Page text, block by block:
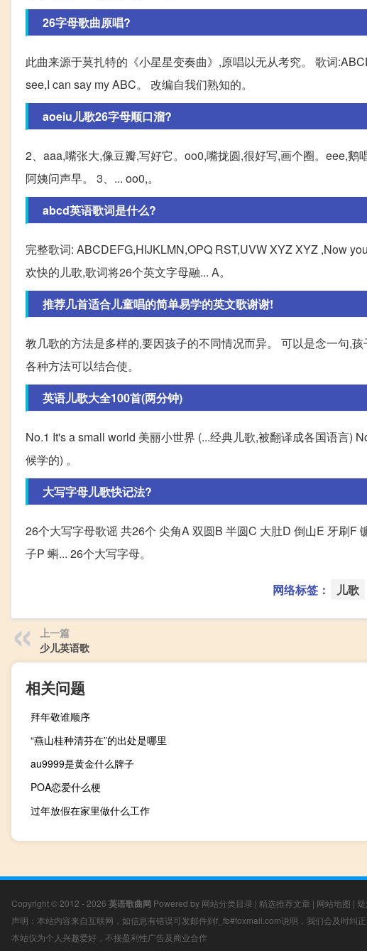
26字母歌曲原唱?
此曲来源于莫扎特的《小星星变奏曲》,原唱以无从考究。 歌词
see,I can say my ABC。 改编自我们熟知的。
aoeiu儿歌26字母顺口溜?
2、aaa,嘴张大,像豆瓣,写好它。oo0,嘴拢圆,很好写,画个圈。eee,
阿姨问声早。 3、... oo0,。
abcd英语歌词是什么?
完整歌词: ABCDEFG,HIJKLMN,OPQ RST,UVW XYZ XYZ ,Now
欢快的儿歌,歌词将26个英文字母融... A。
推荐几首适合儿童唱的简单易学的英文歌谢谢!
教几歌的方法是多样的,要因孩子的不同情况而异。 可以是念一句,
各种方法可以结合使。
英语儿歌大全100首(两分钟)
No.1 It's a small world 美丽小世界 (...经典儿歌,被翻译成各国语言)
候学的) 。
大写字母儿歌快记法?
26个大写字母歌谣 共26个 尖角A 双圆B 半圆C 大肚D 倒山E 牙刷F
子P 蝌... 26个大写字母。
网络标签： 儿歌
上一篇
少儿英语歌
相关问题
拜年敬谁顺序
“燕山桂种清芬在”的出处是哪里
au9999是黄金什么牌子
POA恋爱什么梗
过年放假在家里做什么工作
Copyright © 2012 - 2026 英语歌曲网 Powered by 网站分类目录 | 精选推荐文章 | 网站地图 |
声明：本站内容来自互联网，如信息有错误可发邮件到f_fb#foxmail.com说明，我们会及时纠
本站仅为个人兴趣爱好，不接盈利性广告及商业合作